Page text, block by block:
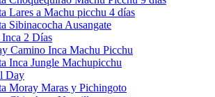
Lares a Machu picchu 4 días
Sibinacocha Ausangate
2 Días
Camino Inca Machu Picchu
Inca Jungle Machupicchu
Day
Moray Maras y Pichingoto